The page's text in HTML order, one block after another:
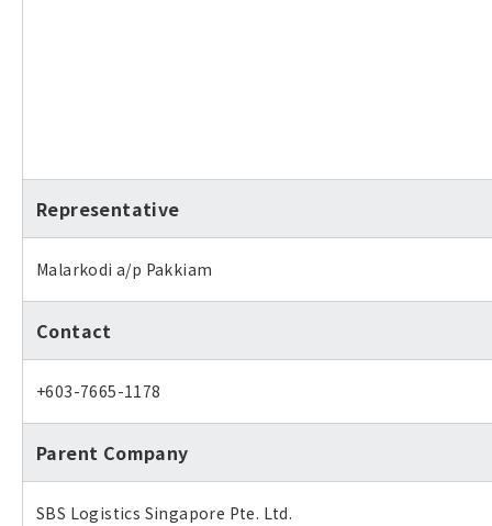
Representative
Malarkodi a/p Pakkiam
Contact
+603-7665-1178
Parent Company
SBS Logistics Singapore Pte. Ltd.